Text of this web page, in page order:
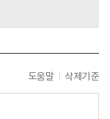
도움말 삭제기준